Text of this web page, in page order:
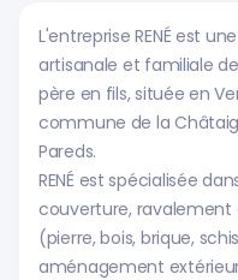
L'entreprise RENÉ est
artisanale et familiale
père en fils, située en
commune de la
Pareds.
RENÉ est spécialisée
couverture,
(pierre, bois, brique,
aménagement